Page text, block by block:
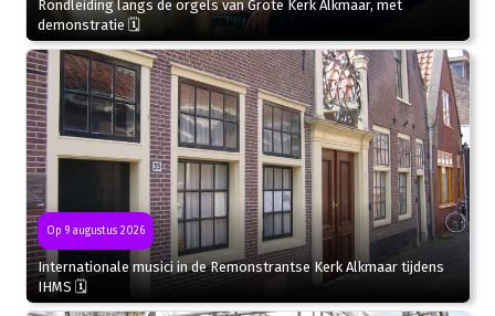
Rondleiding langs de orgels van Grote Kerk Alkmaar, met
demonstratie 🗓
Op 9 augustus 2026
Internationale musici in de Remonstrantse Kerk Alkmaar tijdens
IHMS 🗓